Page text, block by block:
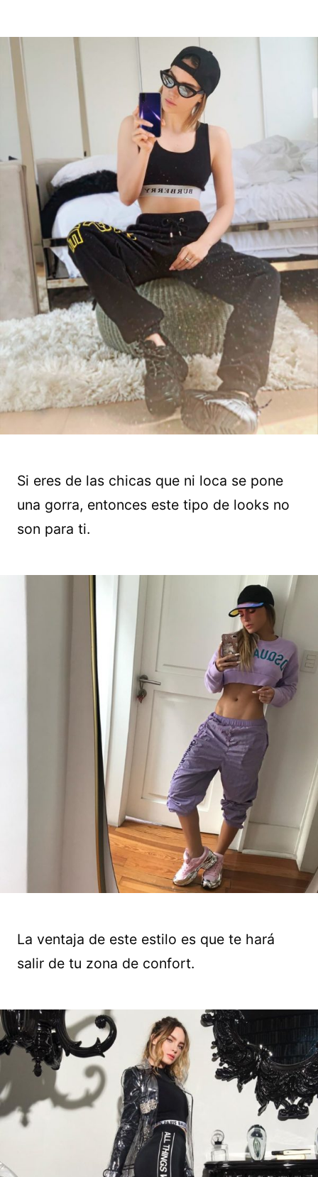
Si eres de las chicas que ni loca se pone
una gorra, entonces este tipo de looks no
son para ti.
La ventaja de este estilo es que te hará
salir de tu zona de confort.